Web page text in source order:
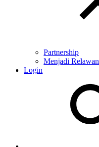
Partnership
Menjadi Relawan
Login